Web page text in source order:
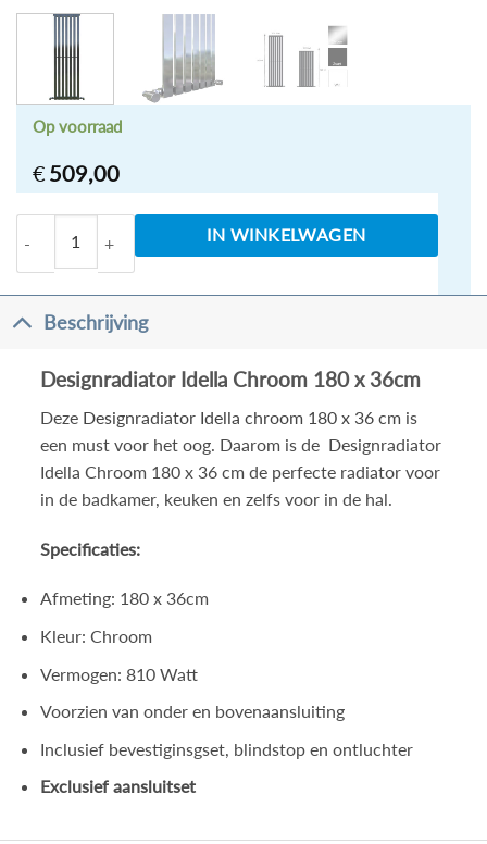
€ 509,00
Op voorraad
Designradiator Idella Chroom 180 x 36cm aantal
IN WINKELWAGEN
Beschrijving
Designradiator Idella Chroom 180 x 36cm
Deze Designradiator Idella chroom 180 x 36 cmis
een must voor het oog. Daarom is de Designradiator
Idella Chroom 180 x 36 cm de perfecte radiator voor
in de badkamer, keuken en zelfs voor in de hal.
Specificaties:
Afmeting: 180 x 36cm
Kleur: Chroom
Vermogen: 810 Watt
Voorzien van onder en bovenaansluiting
Inclusief bevestiginsgset, blindstop en ontluchter
Exclusief aansluitset